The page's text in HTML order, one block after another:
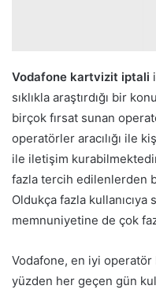
Vodafone kartvizit iptali
sıklıkla araştırdığı bir
birçok fırsat sunan
operatörler aracılığı ile
ile iletişim
fazla tercih edilenlerden
Oldukça fazla
memnuniyetine de çok
Vodafone, en iyi operatör
yüzden her geçen gün